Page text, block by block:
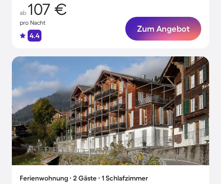
ab 107 €
pro Nacht
4.4
Zum Angebot
Ferienwohnung ∙ 2 Gäste ∙ 1 Schlafzimmer